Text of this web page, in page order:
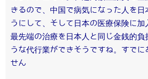
きるので、中国で病気になった人を日
うにして、そして日本の医療保険に加
最先端の治療を日本人と同じ金銭的負
うな代行業ができそうですね。すでに
せん